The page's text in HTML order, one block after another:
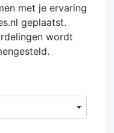
met je ervaring
geplaatst.
wordt